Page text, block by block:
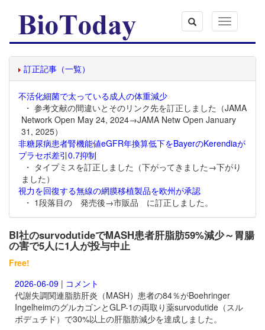
Toggle
navigation
訂正記事（一覧）
不活化細菌で太っている成人の体重減少
・ 参考文献の間違いとそのリンク先を訂正しました（JAMA
Network Open May 24, 2024→JAMA Netw Open January
31, 2025）
非糖尿病患者腎機能値eGFR年換算低下をBayerのKerendiaが
プラセボ差引0.7抑制
・ タイプミスを訂正しました（下がってきました→下がり
ました）
視力を回復する無線の網膜移植製品を欧州が承認
・ 1段落目の 発売後→市販品 に訂正しました。
BI社のsurvodutideでMASH患者肝脂肪59%減少～胃腸
の害で5人に1人が投与中止
Free!
2026-06-09 | コメント
代謝失調関連脂肪肝炎（MASH）患者の84％がBoehringer
IngelheimのグルカゴンとGLP-1の両取り薬survodutide（スル
ボデュチド）で30%以上の肝脂肪減少を達成しました。